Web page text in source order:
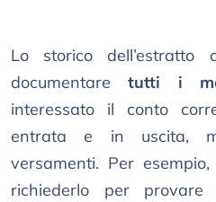
Lo storico
documentaretutti i
interessato il conto
entrata e in uscita,
versamenti. Per
richiederlo per